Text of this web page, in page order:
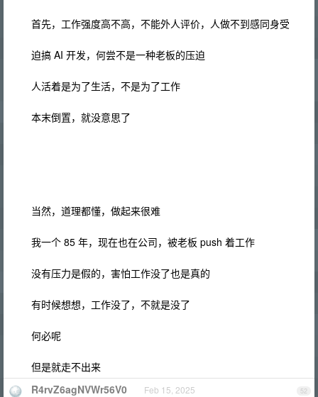
首先，工作强度高不高，不能外人评价，人做不到感同身受
迫搞 AI 开发，何尝不是一种老板的压迫
人活着是为了生活，不是为了工作
本末倒置，就没意思了
当然，道理都懂，做起来很难
我一个 85 年，现在也在公司，被老板 push 着工作
没有压力是假的，害怕工作没了也是真的
有时候想想，工作没了，不就是没了
何必呢
但是就走不出来
52
R4rvZ6agNVWr56V0 Feb 15, 2025